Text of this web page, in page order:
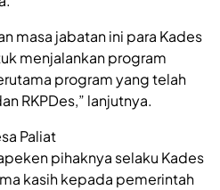
masa jabatan ini para Kades
menjalankan program
program yang telah
RKPDes,” lanjutnya.
Paliat
pihaknya selaku Kades
kasih kepada pemerintah